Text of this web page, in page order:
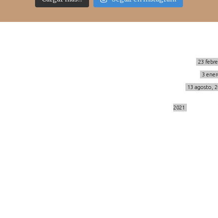
23
3
13 agosto,
2021